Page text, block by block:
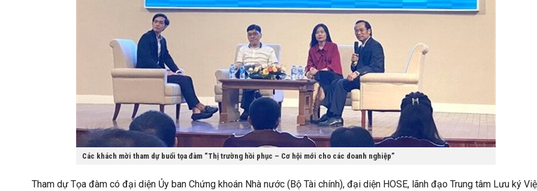
Các khách mời tham dự buổi tọa đàm “Thị trường hồi phục – Cơ hội mới cho các doanh nghiệp”
Tham dự Tọa đàm có đại diện Ủy ban Chứng khoán Nhà nước (Bộ Tài chính), đại diện HOSE, lãnh đạo Trung tâm Lưu ký